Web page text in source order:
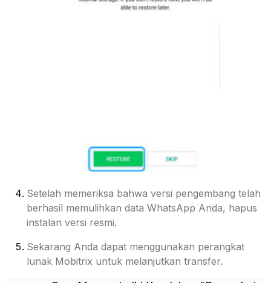
Setelah memeriksa bahwa versi pengembang telah
berhasil memulihkan data WhatsApp Anda, hapus
instalan versi resmi.
Sekarang Anda dapat menggunakan perangkat
lunak Mobitrix untuk melanjutkan transfer.